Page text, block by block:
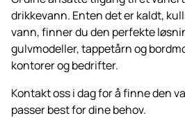
drikkevann. Enten det er kaldt,
vann, finner du den perfekte
gulvmodeller, tappetårn og
kontorer og bedrifter.
Kontakt oss i dag for å finne den
passer best for dine behov.